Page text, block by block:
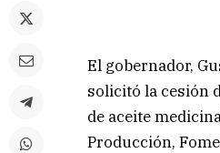
El gobernador,
solicitó la cesión
de aceite
Producción,